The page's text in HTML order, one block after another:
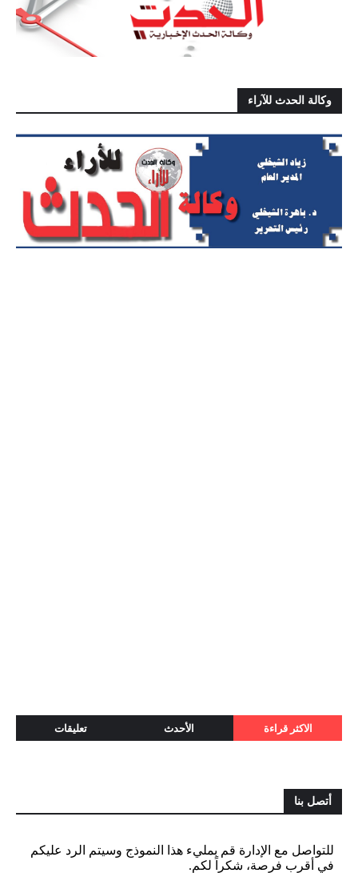
وكالة الحدث للآراء
الاكثر قراءة الأحدث تعليقات
أتصل بنا
للتواصل مع الإدارة قم بمليء هذا النموذج وسيتم الرد عليكم
في أقرب فرصة، شكراً لكم.